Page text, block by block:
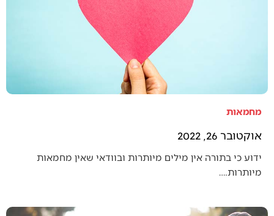
מחמאות
אוקטובר 26, 2022
ידוע כי בתורה אין מילים מיותרות ובוודאי שאין מחמאות
מיותרות.…